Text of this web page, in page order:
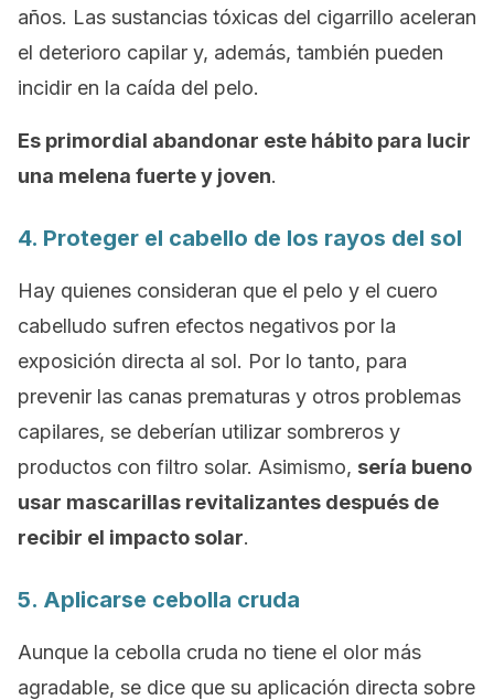
años. Las sustancias tóxicas del cigarrillo aceleran
el deterioro capilar y, además, también pueden
incidir en la caída del pelo.
Es primordial abandonar este hábito para lucir
una melena fuerte y joven.
4. Proteger el cabello de los rayos del sol
Hay quienes consideran que el pelo y el cuero
cabelludo sufren efectos negativos por la
exposición directa al sol. Por lo tanto, para
prevenir las canas prematuras y otros problemas
capilares, se deberían utilizar sombreros y
productos con filtro solar. Asimismo, sería bueno
usar mascarillas revitalizantes después de
recibir el impacto solar.
5. Aplicarse cebolla cruda
Aunque la cebolla cruda no tiene el olor más
agradable, se dice que su aplicación directa sobre